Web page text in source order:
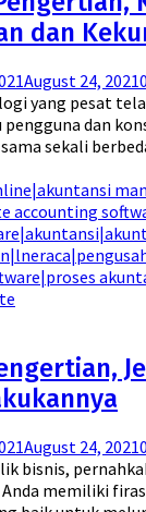
dan
August 24, 20210
yang pesat
dan
sekali
accounting
August 24, 20210
bisnis,
memiliki